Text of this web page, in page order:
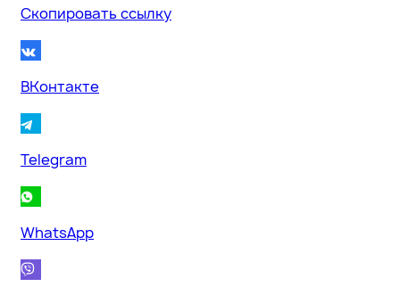
Скопировать ссылку
ВКонтакте
Telegram
WhatsApp